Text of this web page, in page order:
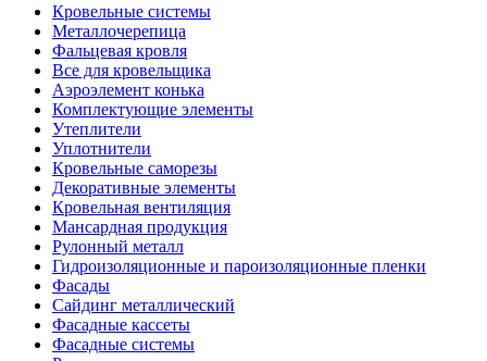
Кровельные системы
Металлочерепица
Фальцевая кровля
Все для кровельщика
Аэроэлемент конька
Комплектующие элементы
Утеплители
Уплотнители
Кровельные саморезы
Декоративные элементы
Кровельная вентиляция
Мансардная продукция
Рулонный металл
Гидроизоляционные и пароизоляционные пленки
Фасады
Сайдинг металлический
Фасадные кассеты
Фасадные системы